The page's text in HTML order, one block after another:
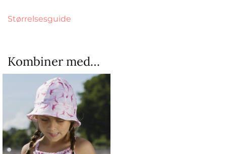
Størrelsesguide
Kombiner med…